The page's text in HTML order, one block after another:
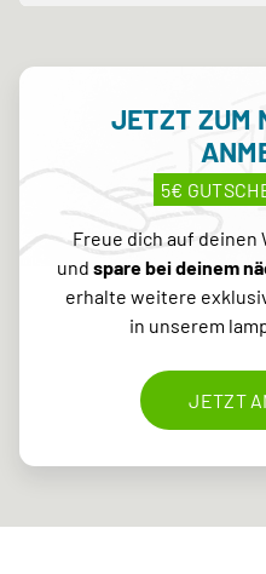
JETZT ZUM
5€
Freue dich auf
und spare bei deinem
erhalte weitere
in unserem
JETZT